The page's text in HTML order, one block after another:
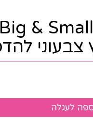
משחק קלפים Big & Small